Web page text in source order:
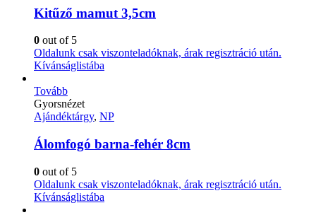
Kitűző mamut 3,5cm
0 out of 5
Oldalunk csak viszonteladóknak, árak regisztráció után.
Kívánságlistába
Tovább
Gyorsnézet
Ajándéktárgy, NP
Álomfogó barna-fehér 8cm
0 out of 5
Oldalunk csak viszonteladóknak, árak regisztráció után.
Kívánságlistába